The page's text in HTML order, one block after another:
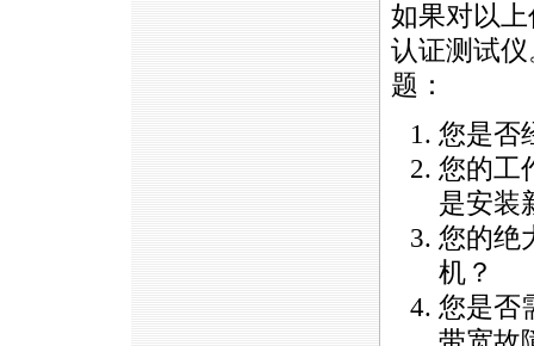
如果对以
认证测试
题：
您是否
您的工
是安装
您的绝
机？
您是否